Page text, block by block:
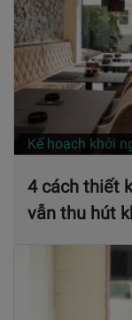
Kế hoạch khởi
4 cách thiết
vẫn thu hút